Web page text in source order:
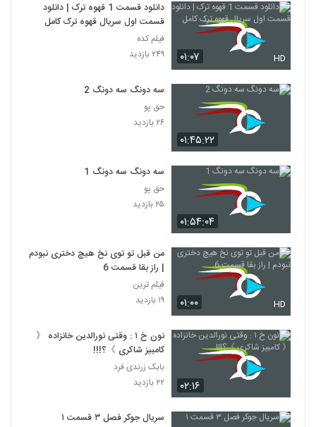
۰۱:۰۷ HD
دانلود قسمت 1 قهوه ترک | دانلود
قسمت اول سریال قهوه ترک کامل
فیلم کده
۲۴۹ بازدید
۰۱:۴۵:۲۲
سه دونگ سه دونگ 2
حق پو
۲۶ بازدید
۰۱:۵۴:۰۴
سه دونگ سه دونگ 1
حق پو
۲۵ بازدید
۰۱:۰۰ HD
من قبل تو توی نخ هیچ دختری نبودم
| راز بقا قسمت 6
فیلم ترین
۱۹ بازدید
۰۲:۱۶
نون خ ۱ : وقتی نورالدین خانزاده 《
کامبیز شاکری 》؟!!!
بابک زرندی فرد
۲۲ بازدید
سریال جوکر فصل ۳ قسمت ۱